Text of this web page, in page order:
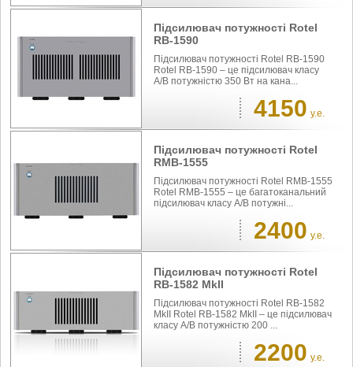
Підсилювач потужності Rotel
RB-1590
Підсилювач потужності Rotel RB-1590
Rotel RB-1590 – це підсилювач класу
A/B потужністю 350 Вт на кана...
4150 у.е.
Підсилювач потужності Rotel
RMB-1555
Підсилювач потужності Rotel RMB-1555
Rotel RMB-1555 – це багатоканальний
підсилювач класу A/B потужні...
2400 у.е.
Підсилювач потужності Rotel
RB-1582 MkII
Підсилювач потужності Rotel RB-1582
MkII Rotel RB-1582 MkII – це підсилювач
класу A/B потужністю 200 ...
2200 у.е.